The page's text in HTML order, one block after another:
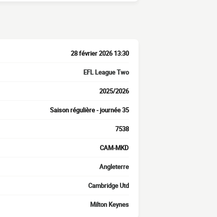
28 février 2026 13:30
EFL League Two
2025/2026
Saison régulière - journée 35
7538
CAM-MKD
Angleterre
Cambridge Utd
Milton Keynes